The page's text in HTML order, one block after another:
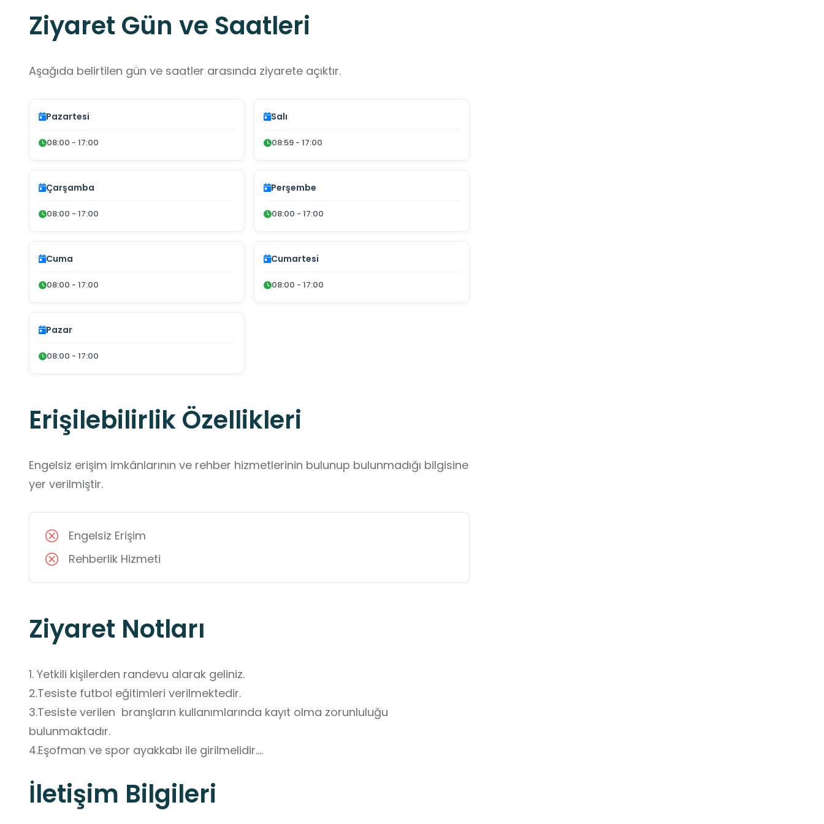
Ziyaret Gün ve Saatleri
Aşağıda belirtilen gün ve saatler arasında ziyarete açıktır.
Pazartesi
08:00 - 17:00
Salı
08:59 - 17:00
Çarşamba
08:00 - 17:00
Perşembe
08:00 - 17:00
Cuma
08:00 - 17:00
Cumartesi
08:00 - 17:00
Pazar
08:00 - 17:00
Erişilebilirlik Özellikleri
Engelsiz erişim imkânlarının ve rehber hizmetlerinin bulunup bulunmadığı bilgisine
yer verilmiştir.
Engelsiz Erişim
Rehberlik Hizmeti
Ziyaret Notları
1. Yetkili kişilerden randevu alarak geliniz.
2.Tesiste futbol eğitimleri verilmektedir.
3.Tesiste verilen  branşların kullanımlarında kayıt olma zorunluluğu
bulunmaktadır.
4.Eşofman ve spor ayakkabı ile girilmelidir.
İletişim Bilgileri